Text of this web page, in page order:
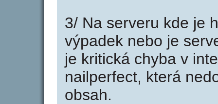
3/ Na serveru kde je
výpadek nebo je
je kritická chyba v
nailperfect, která
obsah.